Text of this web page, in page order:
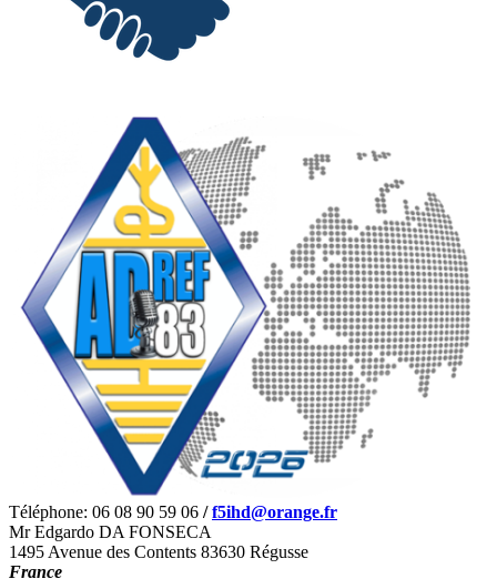
Téléphone: 06 08 90 59 06 /f5ihd@orange.fr
Mr Edgardo DA FONSECA
1495 Avenue des Contents 83630 Régusse
France